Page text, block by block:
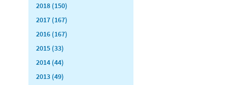
2018 (150)
2017 (167)
2016 (167)
2015 (33)
2014 (44)
2013 (49)